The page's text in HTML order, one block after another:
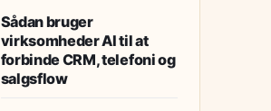
Sådan bruger
virksomheder AI til at
forbinde CRM, telefoni og
salgsflow